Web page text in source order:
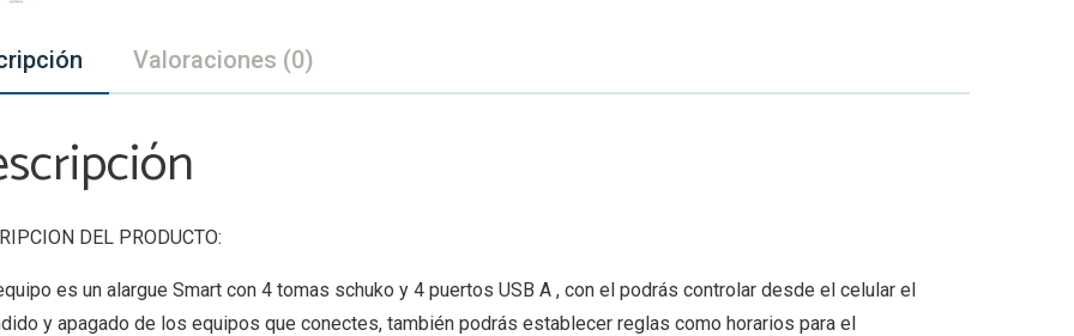
Valoraciones (0)
DEL PRODUCTO:
es un alargue Smart con 4 tomas schuko y 4 puertos USB A , con el podrás controlar desde el celular el
y apagado de los equipos que conectes, también podrás establecer reglas como horarios para el